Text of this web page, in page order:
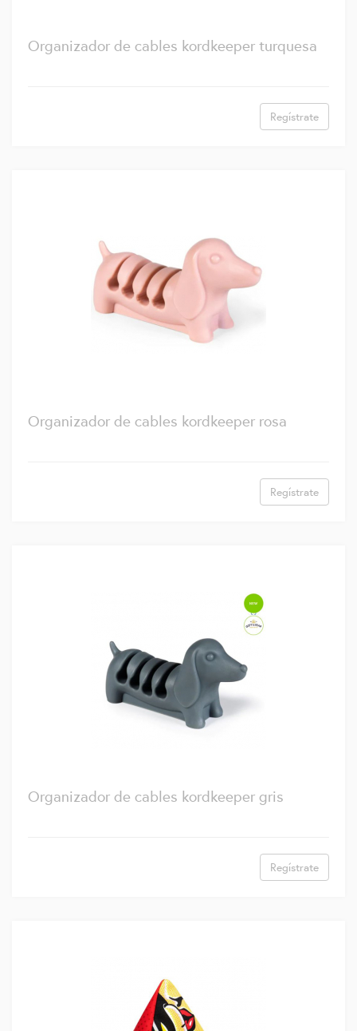
Organizador de cables kordkeeper turquesa
Regístrate
Organizador de cables kordkeeper rosa
Regístrate
Organizador de cables kordkeeper gris
Regístrate